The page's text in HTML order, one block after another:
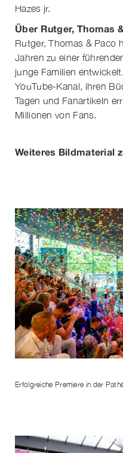
Hazes jr.
Über Rutger, Thomas
Rutger, Thomas & Paco
Jahren zu einer
junge Familien
YouTube-Kanal, ihren
Tagen und Fanartikeln
Millionen von Fans.
Weiteres Bildmaterial
Erfolgreiche Premiere in der